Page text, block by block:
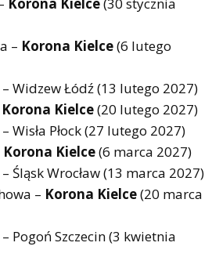
– Korona Kielce(6 lutego
– Widzew Łódź (13 lutego 2027)
Korona Kielce(20 lutego 2027)
– Wisła Płock (27 lutego 2027)
Korona Kielce(6 marca 2027)
– Śląsk Wrocław (13 marca 2027)
– Korona Kielce(20 marca
– Pogoń Szczecin (3 kwietnia